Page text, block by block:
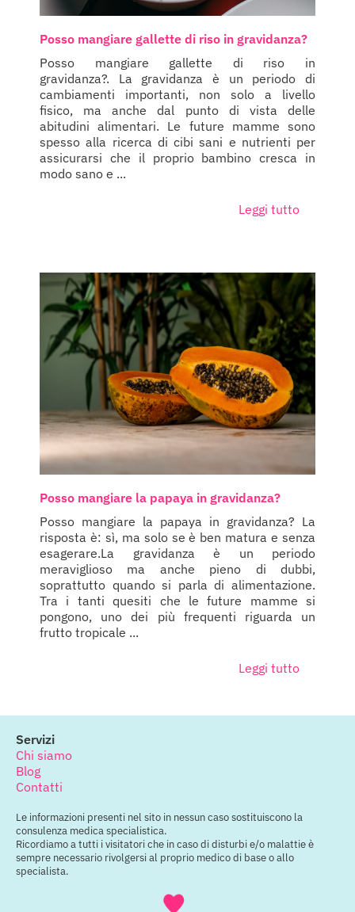
Posso mangiare gallette di riso in gravidanza?
Posso mangiare gallette di riso in
gravidanza?. La gravidanza è un periodo di
cambiamenti importanti, non solo a livello
fisico, ma anche dal punto di vista delle
abitudini alimentari. Le future mamme sono
spesso alla ricerca di cibi sani e nutrienti per
assicurarsi che il proprio bambino cresca in
modo sano e ...
Leggi tutto
Posso mangiare la papaya in gravidanza?
Posso mangiare la papaya in gravidanza? La
risposta è: sì, ma solo se è ben matura e senza
esagerare.La gravidanza è un periodo
meraviglioso ma anche pieno di dubbi,
soprattutto quando si parla di alimentazione.
Tra i tanti quesiti che le future mamme si
pongono, uno dei più frequenti riguarda un
frutto tropicale ...
Leggi tutto
Servizi
Chi siamo
Blog
Contatti
Le informazioni presenti nel sito in nessun caso sostituiscono la
consulenza medica specialistica.
Ricordiamo a tutti i visitatori che in caso di disturbi e/o malattie è
sempre necessario rivolgersi al proprio medico di base o allo
specialista.